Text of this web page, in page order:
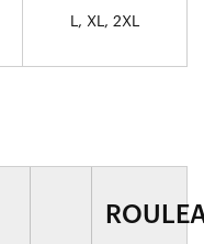
L, XL, 2XL